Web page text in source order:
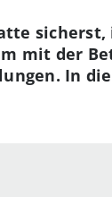
mit der
In